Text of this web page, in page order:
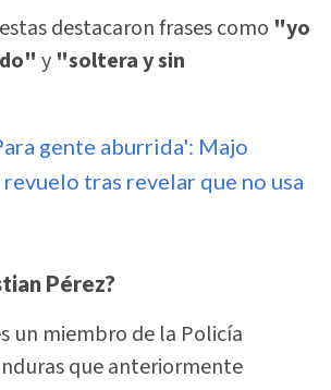
destacaron frases como "yo
y "soltera y sin
gente aburrida': Majo
revuelo tras revelar que no usa
Pérez?
un miembro de la Policía
que anteriormente